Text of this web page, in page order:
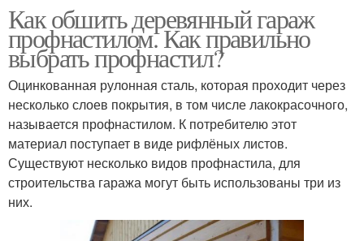
Как обшить деревянный гараж
профнастилом. Как правильно
выбрать профнастил?
Оцинкованная рулонная сталь, которая проходит через
несколько слоев покрытия, в том числе лакокрасочного,
называется профнастилом. К потребителю этот
материал поступает в виде рифлёных листов.
Существуют несколько видов профнастила, для
строительства гаража могут быть использованы три из
них.